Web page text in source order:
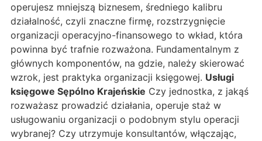
operujesz mniejszą biznesem, średniego kalibru
działalność, czyli znaczne firmę, rozstrzygnięcie
organizacji operacyjno-finansowego to wkład, która
powinna być trafnie rozważona. Fundamentalnym z
głównych komponentów, na gdzie, należy skierować
wzrok, jest praktyka organizacji księgowej. Usługi
księgowe Sępólno Krajeńskie Czy jednostka, z jakąś
rozważasz prowadzić działania, operuje staż w
usługowaniu organizacji o podobnym stylu operacji
wybranej? Czy utrzymuje konsultantów, włączając,